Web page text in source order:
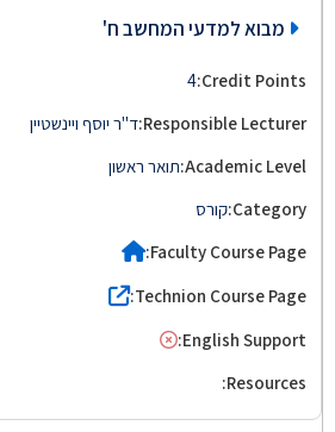
מבוא למדעי המחשב ח'
4
ד"ר יוסף ויינשטיין
תואר ראשון
קורס